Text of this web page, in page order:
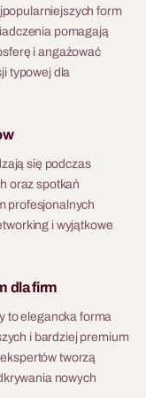
uratować
będzie za późno.
się od
o zagrożeniu,
minuty. Kolejne
sprawnej
i szybkiego
— a wszystko
się pod okiem
10 - 500 osób
integracyjny
pracy z roślinami i
uczestnicy tworzą
miniaturowe
szkle, wianki z
form
pomagają
i angażować
typowej dla
się podczas
oraz spotkań
profesjonalnych
i wyjątkowe
dla firm
to elegancka forma
i bardziej premium
tworzą
nowych